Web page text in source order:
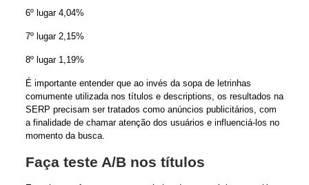
6º lugar 4,04%
7º lugar 2,15%
8º lugar 1,19%
É importante entender que ao invés da sopa de letrinhas
comumente utilizada nos títulos e descriptions, os resultados na
SERP precisam ser tratados como anúncios publicitários, com
a finalidade de chamar atenção dos usuários e influenciá-los no
momento da busca.
Faça teste A/B nos títulos